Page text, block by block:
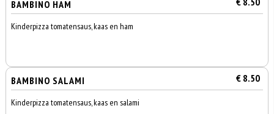
BAMBINO HAM
Kinderpizza tomatensaus, kaas en ham
BAMBINO SALAMI € 8.50
Kinderpizza tomatensaus, kaas en salami